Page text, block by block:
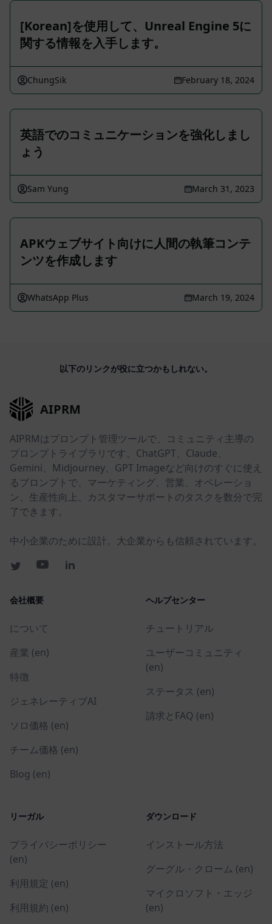
[Korean]を使用して、Unreal Engine 5に
関する情報を入手します。
ChungSik February 18, 2024
英語でのコミュニケーションを強化しまし
ょう
Sam Yung March 31, 2023
APKウェブサイト向けに人間の執筆コンテ
ンツを作成します
WhatsApp Plus March 19, 2024
以下のリンクが役に立つかもしれない。
AIPRM
AIPRMはプロンプト管理ツールで、コミュニティ主導の
プロンプトライブラリです。ChatGPT、Claude、
Gemini、Midjourney、GPT Imageなど向けのすぐに使え
るプロンプトで、マーケティング、営業、オペレーショ
ン、生産性向上、カスタマーサポートのタスクを数分で完
了できます。
中小企業のために設計。大企業からも信頼されています。
会社概要
について
産業 (en)
特徴
ジェネレーティブAI
ソロ価格 (en)
チーム価格 (en)
Blog (en)
ヘルプセンター
チュートリアル
ユーザーコミュニティ
(en)
ステータス (en)
請求とFAQ (en)
リーガル
プライバシーポリシー
(en)
利用規定 (en)
利用規約 (en)
ダウンロード
インストール方法
グーグル・クローム (en)
マイクロソフト・エッジ
(en)